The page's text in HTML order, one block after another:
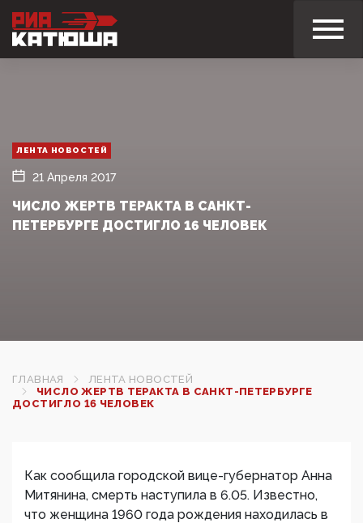
ЛЕНТА НОВОСТЕЙ
21 Апреля 2017
ЧИСЛО ЖЕРТВ ТЕРАКТА В САНКТ-
ПЕТЕРБУРГЕ ДОСТИГЛО 16 ЧЕЛОВЕК
ГЛАВНАЯ
ЛЕНТА НОВОСТЕЙ
ЧИСЛО ЖЕРТВ ТЕРАКТА В САНКТ-ПЕТЕРБУРГЕ
ДОСТИГЛО 16 ЧЕЛОВЕК
Как сообщила городской вице-губернатор Анна
Митянина, смерть наступила в 6.05. Известно,
что женщина 1960 года рождения находилась в